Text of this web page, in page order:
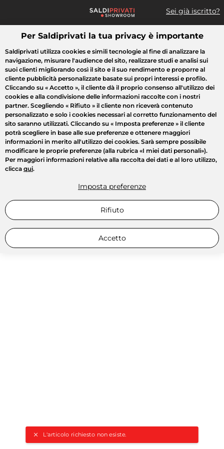
Sei già iscritto?
Cosa cerchi?
L'articolo richiesto non esiste.
Tutte le vendite Moda Casa Bellezza Elettrodomestici
Per Saldiprivati la tua privacy è importante
Saldiprivati utilizza cookies e simili tecnologie al fine di analizzare la
navigazione, misurare l'audience del sito, realizzare studi e analisi sui
suoi clienti migliorando così il sito e il suo rendimento e proporre al
cliente pubblicità personalizzate basate sui propri interessi e profilo.
Cliccando su « Accetto », il cliente dà il proprio consenso all'utilizzo dei
cookies e alla condivisione delle informazioni raccolte con i nostri
partner. Scegliendo « Rifiuto » il cliente non riceverà contenuto
personalizzato e solo i cookies necessari al corretto funzionamento del
sito saranno utilizzati. Cliccando su « Imposta preferenze » il cliente
potrà scegliere in base alle sue preferenze e ottenere maggiori
informazioni in merito all'utilizzo dei cookies. Sarà sempre possibile
modificare le proprie preferenze (alla rubrica «I miei dati personali»).
Per maggiori informazioni relative alla raccolta dei dati e al loro utilizzo,
clicca qui.
Imposta preferenze
Rifiuto
Accetto